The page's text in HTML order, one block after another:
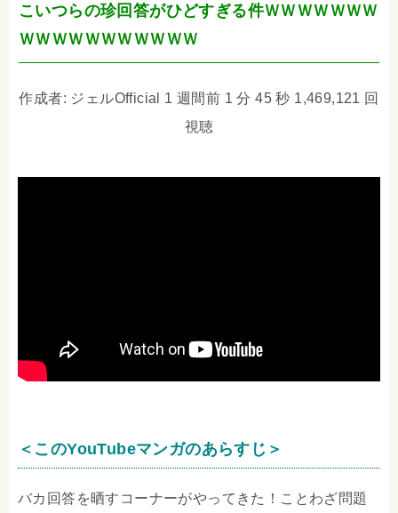
こいつらの珍回答がひどすぎる件ＷＷＷＷＷＷＷ
ＷＷＷＷＷＷＷＷＷＷＷ
作成者: ジェルOfficial 1 週間前 1 分 45 秒 1,469,121 回
視聴
＜このYouTubeマンガのあらすじ＞
バカ回答を晒すコーナーがやってきた！ことわざ問題